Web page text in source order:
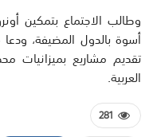
وطالب الاجتماع بتمكين
أسوة بالدول المضيفة،
تقديم مشاريع بميزانيات
العربية.
281